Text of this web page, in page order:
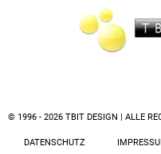
© 1996 - 2026 TBIT DESIGN | ALLE
DATENSCHUTZ